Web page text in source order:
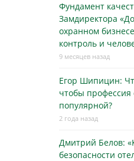
Фундамент
Замдиректора
охранном
контроль и
9 месяцев назад
Егор Шипицин:
чтобы профессия
популярной?
2 года назад
Дмитрий Белов:
безопасности